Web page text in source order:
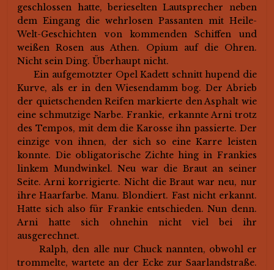
geschlossen hatte, berieselten Lautsprecher neben
dem Eingang die wehrlosen Passanten mit Heile-
Welt-Geschichten von kommenden Schiffen und
weißen Rosen aus Athen. Opium auf die Ohren.
Nicht sein Ding. Überhaupt nicht.
Ein aufgemotzter Opel Kadett schnitt hupend die
Kurve, als er in den Wiesendamm bog. Der Abrieb
der quietschenden Reifen markierte den Asphalt wie
eine schmutzige Narbe. Frankie, erkannte Arni trotz
des Tempos, mit dem die Karosse ihn passierte. Der
einzige von ihnen, der sich so eine Karre leisten
konnte. Die obligatorische Zichte hing in Frankies
linkem Mundwinkel. Neu war die Braut an seiner
Seite. Arni korrigierte. Nicht die Braut war neu, nur
ihre Haarfarbe. Manu. Blondiert. Fast nicht erkannt.
Hatte sich also für Frankie entschieden. Nun denn.
Arni hatte sich ohnehin nicht viel bei ihr
ausgerechnet.
Ralph, den alle nur Chuck nannten, obwohl er
trommelte, wartete an der Ecke zur Saarlandstraße.